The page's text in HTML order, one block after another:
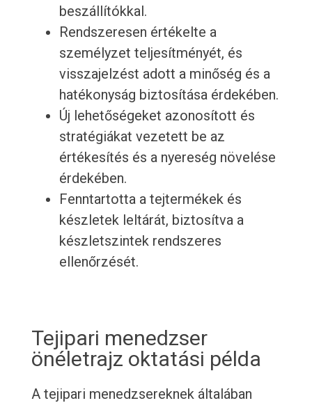
beszállítókkal.
Rendszeresen értékelte a
személyzet teljesítményét, és
visszajelzést adott a minőség és a
hatékonyság biztosítása érdekében.
Új lehetőségeket azonosított és
stratégiákat vezetett be az
értékesítés és a nyereség növelése
érdekében.
Fenntartotta a tejtermékek és
készletek leltárát, biztosítva a
készletszintek rendszeres
ellenőrzését.
Tejipari menedzser
önéletrajz oktatási példa
A tejipari menedzsereknek általában